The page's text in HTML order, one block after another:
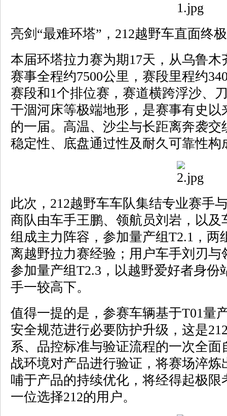
亮剑“最难环塔”，212越野车直面终
本届环塔拉力赛为期17天，从乌鲁
赛事全程约7500公里，赛段里程约
赛段和1个排位赛，赛道横跨浮沙、
干涸河床等极端地形，是赛事有史
的一届。高温、沙尘与长距离奔袭
稳定性、底盘通过性及耐久可靠性构
此次，212越野车车队集结专业赛手
商队由车手王鹏、领航员刘岩，以
组成主力阵容，参加量产组T2.1，两
离越野拉力赛经验；用户车手刘刃与
参加量产组T2.3，以越野爱好者身份
手一较高下。
值得一提的是，参赛车辆基于T01量
安全规范进行必要防护升级，这是
系、品控标准与验证流程的一次全
战环境对产品进行验证，将赛场淬
哺于产品的持续优化，将经得起极
一位选择212的用户。